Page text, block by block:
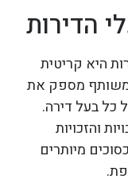
הדירות
היא קריטית
משותף מספק את
כל בעל דירה.
והזכויות
מיותרים